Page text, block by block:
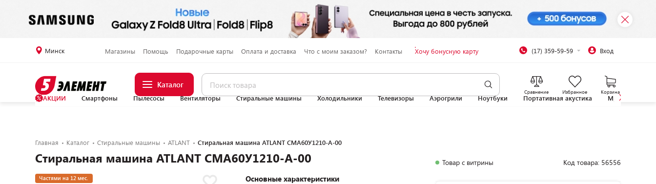
Минск Магазины Помощь Подарочные карты Оплата и доставка Что с моим заказом? Контакты Хочу бонусную карту (17) 359-59-59 Вход
Каталог
Сравнение Избранное Корзина
АКЦИИ Смартфоны Пылесосы Вентиляторы Стиральные машины Холодильники Телевизоры Аэрогрили Ноутбуки Портативная акустика
Главная Каталог Стиральные машины ATLANT Стиральная машина ATLANT СМА60У1210-A-00
Стиральная машина ATLANT СМА60У1210-A-00
Частями на 12 мес.
Основные характеристики
Товар с витрины Код товара: 56556